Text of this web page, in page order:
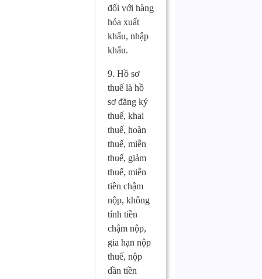
đối với hàng
hóa xuất
khẩu, nhập
khẩu.
9. Hồ sơ
thuế là hồ
sơ đăng ký
thuế, khai
thuế, hoàn
thuế, miễn
thuế, giảm
thuế, miễn
tiền chậm
nộp, không
tính tiền
chậm nộp,
gia hạn nộp
thuế, nộp
dần tiền